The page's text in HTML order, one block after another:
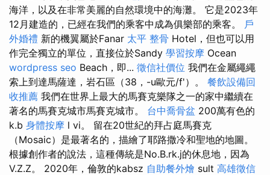
海洋，以及在非常美麗的自然環境中的海灘。 它是2023年
12月建造的，已經在我們的乘客中成為俱樂部的乘客。 戶
外婚禮 新的機翼屬於Fanar 太平 整骨 Hotel，但也可以用
作完全獨立的單位，直接位於Sandy 學習按摩 Ocean
wordpress seo Beach，即... 徵信社價位 我們在金屬繩繩
索上到達馬薩達，岩石區（38，-u歐元/f'）。 餐飲設備回
收推薦 我們在世界上最大的馬賽克樂隊之一的家中繼續在
著名的馬賽克城市馬賽克城市。 台中喬骨盆 200萬有色的
k.b 身體按摩 l vi。 留在20世紀的拜占庭馬賽克
（Mosaic）是最著名的，描繪了耶路撒冷和聖地的地圖。
根據創作者的說法，這種傳統是No.B.rk.j的休息地，因為
V.Z.Z。 2020年，倫敦的kabsz 自助餐外燴 sult 高雄徵信